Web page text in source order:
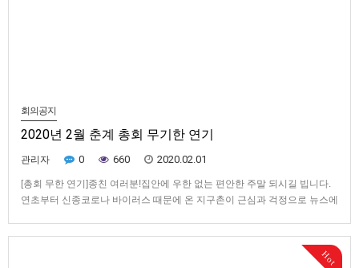
회의공지
2020년 2월 춘계 총회 무기한 연기
관리자 0 660 2020.02.01
[총회 무한 연기]종친 여러분!집안에 우한 없는 편안한 주말 되시길 빕니다.
연초부터 신종코로나 바이러스 때문에 온 지구촌이 근심과 걱정으로 뉴스에
합니다.따라서 공지 했던 춘계 총회 개최를 무기한 연기하며 추후 상황…
Hot